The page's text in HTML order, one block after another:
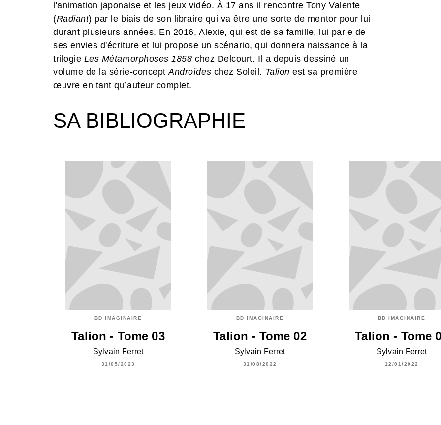
l'animation japonaise et les jeux vidéo. À 17 ans il rencontre Tony Valente
(Radiant) par le biais de son libraire qui va être une sorte de mentor pour lui
durant plusieurs années. En 2016, Alexie, qui est de sa famille, lui parle de
ses envies d'écriture et lui propose un scénario, qui donnera naissance à la
trilogie Les Métamorphoses 1858 chez Delcourt. Il a depuis dessiné un
volume de la série-conceptAndroïdes chez Soleil. Talion est sa première
œuvre en tant qu’auteur complet.
SA BIBLIOGRAPHIE
BD IMAGINAIRE
Talion - Tome 03
Sylvain Ferret
31/05/2023
BD IMAGINAIRE
Talion - Tome 02
Sylvain Ferret
31/08/2022
BD IMAGINAIRE
Talion - Tome
Sylvain Ferret
12/01/2022